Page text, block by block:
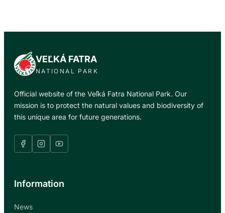
VEĽKÁ FATRA
NATIONAL PARK
Official website of the Veľká Fatra National Park. Our
mission is to protect the natural values and biodiversity of
this unique area for future generations.
Information
News